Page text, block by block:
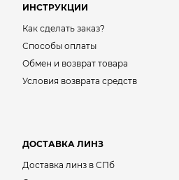
ИНСТРУКЦИИ
Как сделать заказ?
Способы оплаты
Обмен и возврат товара
Условия возврата средств
ДОСТАВКА ЛИНЗ
Доставка линз в СПб